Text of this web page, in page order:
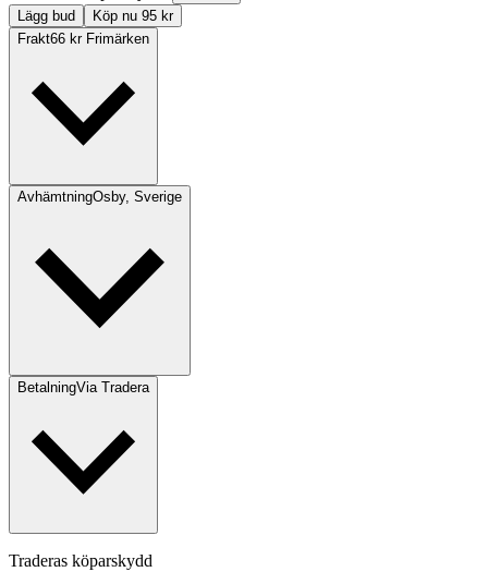
Lägg bud
Köp nu 95 kr
Frakt66 kr Frimärken
AvhämtningOsby, Sverige
BetalningVia Tradera
Traderas köparskydd